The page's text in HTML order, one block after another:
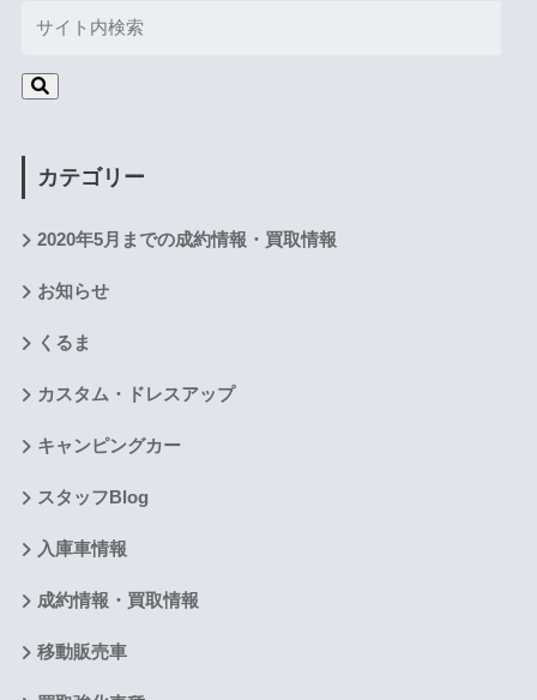
カテゴリー
2020年5月までの成約情報・買取情報
お知らせ
くるま
カスタム・ドレスアップ
キャンピングカー
スタッフBlog
入庫車情報
成約情報・買取情報
移動販売車